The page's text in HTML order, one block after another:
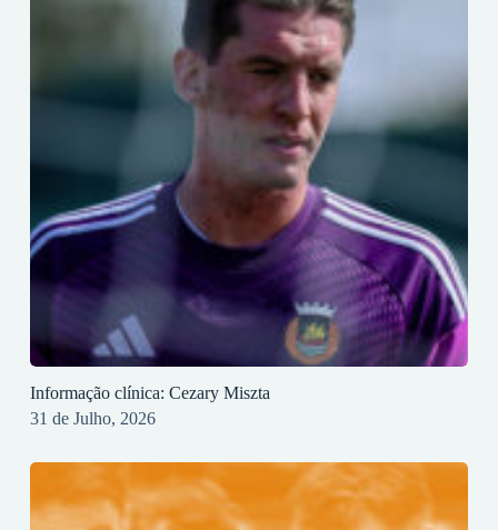
Informação clínica: Cezary Miszta
31 de Julho, 2026